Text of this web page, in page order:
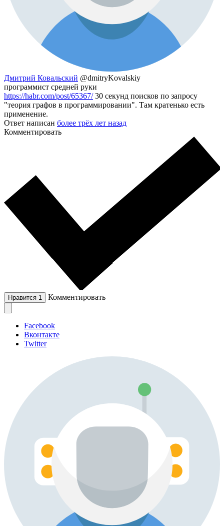
Дмитрий Ковальский @dmitryKovalskiy
программист средней руки
https://habr.com/post/65367/30 секунд поисков по запросу
"теория графов в программировании". Там кратенько есть
применение.
Ответ написан более трёх лет назад
Комментировать
Нравится 1 Комментировать
Facebook
Вконтакте
Twitter